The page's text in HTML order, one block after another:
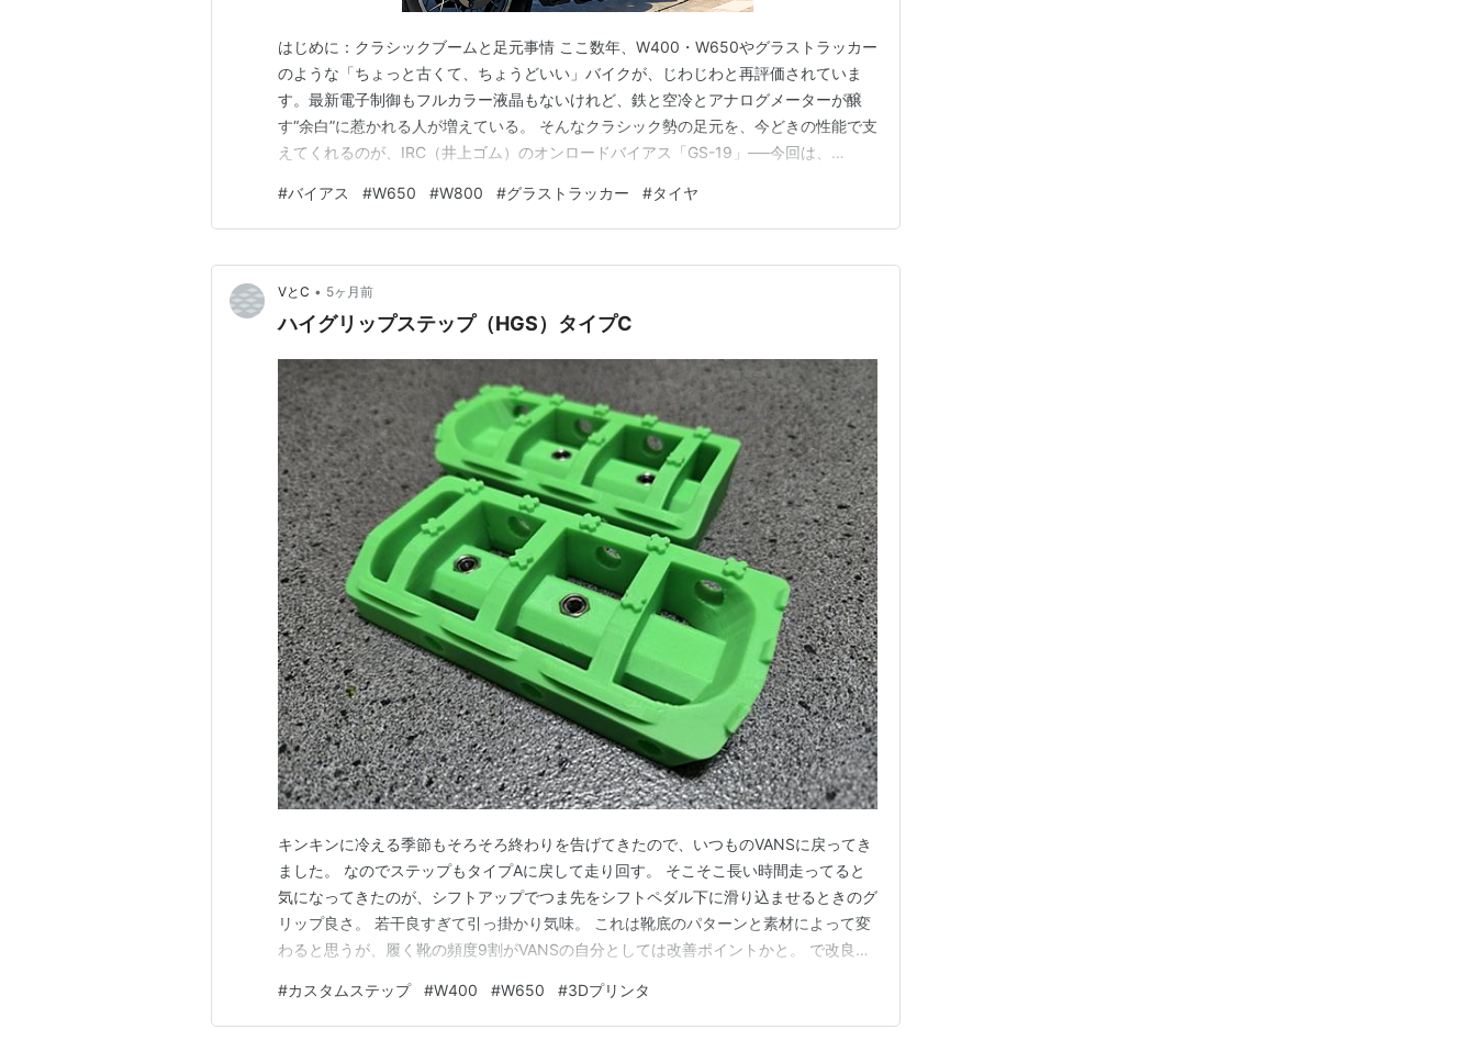
はじめに：クラシックブームと足元事情 ここ数年、W400・W650やグラストラッカー
のような「ちょっと古くて、ちょうどいい」バイクが、じわじわと再評価されていま
す。最新電子制御もフルカラー液晶もないけれど、鉄と空冷とアナログメーターが醸
す“余白”に惹かれる人が増えている。 そんなクラシック勢の足元を、今どきの性能で支
えてくれるのが、IRC（井上ゴム）のオンロードバイアス「GS-19」──今回は、
をテーマに、じっくり言葉で遊びながら紹介していきます。 はじめに：クラシックブ
ームと足元事情 GS…
#バイアス #W650 #W800 #グラストラッカー #タイヤ
VとC • 5ヶ月前
ハイグリップステップ（HGS）タイプC
キンキンに冷える季節もそろそろ終わりを告げてきたので、いつものVANSに戻ってき
ました。 なのでステップもタイプAに戻して走り回す。 そこそこ長い時間走ってると
気になってきたのが、シフトアップでつま先をシフトペダル下に滑り込ませるときのグ
リップ良さ。 若干良すぎて引っ掛かり気味。 これは靴底のパターンと素材によって変
わると思うが、履く靴の頻度9割がVANSの自分としては改善ポイントかと。 で改良し
の引っ掛かりは残した感じ？ いつも白とかサンド系の色で試作してるので、試しにグ
リーンで制作。 かなりビビットなグリーン …
#カスタムステップ #W400 #W650 #3Dプリンタ